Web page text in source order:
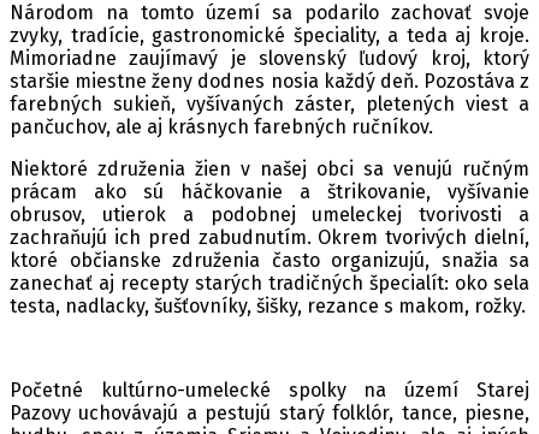
Národom na tomto území sa podarilo zachovať svoje
zvyky, tradície, gastronomické špeciality, a teda aj kroje.
Mimoriadne zaujímavý je slovenský ľudový kroj, ktorý
staršie miestne ženy dodnes nosia každý deň. Pozostáva z
farebných sukieň, vyšívaných záster, pletených viest a
pančuchov, ale aj krásnych farebných ručníkov.
Niektoré združenia žien v našej obci sa venujú ručným
prácam ako sú háčkovanie a štrikovanie, vyšívanie
obrusov, utierok a podobnej umeleckej tvorivosti a
zachraňujú ich pred zabudnutím. Okrem tvorivých dielní,
ktoré občianske združenia často organizujú, snažia sa
zanechať aj recepty starých tradičných špecialít: oko sela
testa, nadlacky, šušťovníky, šišky, rezance s makom, rožky.
Početné kultúrno-umelecké spolky na území Starej
Pazovy uchovávajú a pestujú starý folklór, tance, piesne,